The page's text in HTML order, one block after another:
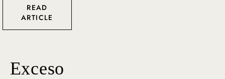
READ
ARTICLE
Exceso